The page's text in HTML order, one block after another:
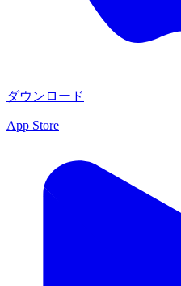
ダウンロード
App Store